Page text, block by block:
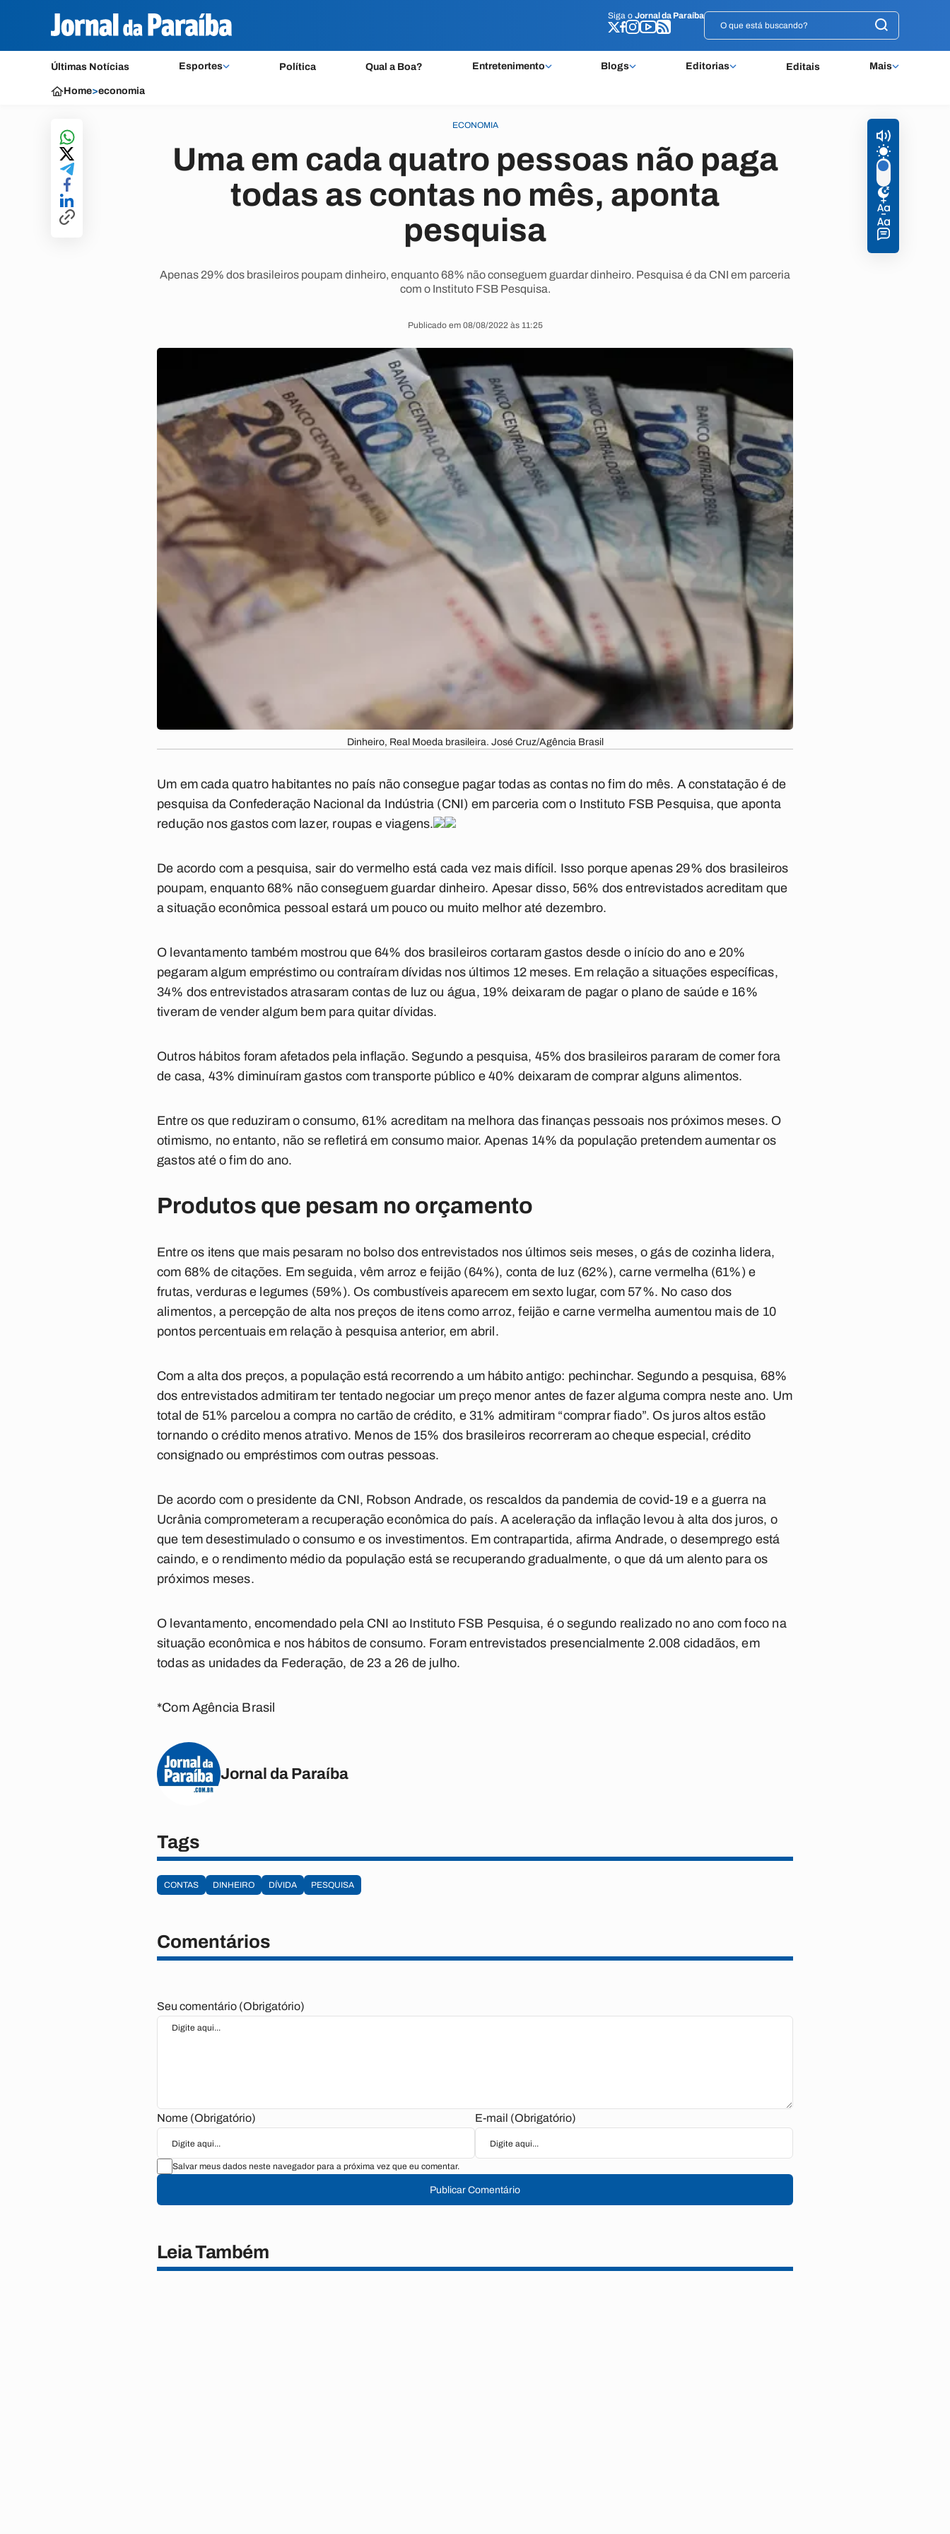
Siga o Jornal da Paraíba
Últimas Notícias Esportes Política Qual a Boa? Entretenimento Blogs Editorias Editais Mais
Siga o Jornal da Paraíba
Home>economia
ECONOMIA
Uma em cada quatro pessoas não paga
todas as contas no mês, aponta
pesquisa
Apenas 29% dos brasileiros poupam dinheiro, enquanto 68% não conseguem guardar dinheiro. Pesquisa é da CNI em parceria
com o Instituto FSB Pesquisa.
Publicado em 08/08/2022 às 11:25
Dinheiro, Real Moeda brasileira. José Cruz/Agência Brasil
Um em cada quatro habitantes no país não consegue pagar todas as contas no fim do mês. A constatação é de
pesquisa da Confederação Nacional da Indústria (CNI) em parceria com o Instituto FSB Pesquisa, que aponta
redução nos gastos com lazer, roupas e viagens.
De acordo com a pesquisa, sair do vermelho está cada vez mais difícil. Isso porque apenas 29% dos brasileiros
poupam, enquanto 68% não conseguem guardar dinheiro. Apesar disso, 56% dos entrevistados acreditam que
a situação econômica pessoal estará um pouco ou muito melhor até dezembro.
O levantamento também mostrou que 64% dos brasileiros cortaram gastos desde o início do ano e 20%
pegaram algum empréstimo ou contraíram dívidas nos últimos 12 meses. Em relação a situações específicas,
34% dos entrevistados atrasaram contas de luz ou água, 19% deixaram de pagar o plano de saúde e 16%
tiveram de vender algum bem para quitar dívidas.
Outros hábitos foram afetados pela inflação. Segundo a pesquisa, 45% dos brasileiros pararam de comer fora
de casa, 43% diminuíram gastos com transporte público e 40% deixaram de comprar alguns alimentos.
Entre os que reduziram o consumo, 61% acreditam na melhora das finanças pessoais nos próximos meses. O
otimismo, no entanto, não se refletirá em consumo maior. Apenas 14% da população pretendem aumentar os
gastos até o fim do ano.
Produtos que pesam no orçamento
Entre os itens que mais pesaram no bolso dos entrevistados nos últimos seis meses, o gás de cozinha lidera,
com 68% de citações. Em seguida, vêm arroz e feijão (64%), conta de luz (62%), carne vermelha (61%) e
frutas, verduras e legumes (59%). Os combustíveis aparecem em sexto lugar, com 57%. No caso dos
alimentos, a percepção de alta nos preços de itens como arroz, feijão e carne vermelha aumentou mais de 10
pontos percentuais em relação à pesquisa anterior, em abril.
Com a alta dos preços, a população está recorrendo a um hábito antigo: pechinchar. Segundo a pesquisa, 68%
dos entrevistados admitiram ter tentado negociar um preço menor antes de fazer alguma compra neste ano. Um
total de 51% parcelou a compra no cartão de crédito, e 31% admitiram “comprar fiado”. Os juros altos estão
tornando o crédito menos atrativo. Menos de 15% dos brasileiros recorreram ao cheque especial, crédito
consignado ou empréstimos com outras pessoas.
De acordo com o presidente da CNI, Robson Andrade, os rescaldos da pandemia de covid-19 e a guerra na
Ucrânia comprometeram a recuperação econômica do país. A aceleração da inflação levou à alta dos juros, o
que tem desestimulado o consumo e os investimentos. Em contrapartida, afirma Andrade, o desemprego está
caindo, e o rendimento médio da população está se recuperando gradualmente, o que dá um alento para os
próximos meses.
O levantamento, encomendado pela CNI ao Instituto FSB Pesquisa, é o segundo realizado no ano com foco na
situação econômica e nos hábitos de consumo. Foram entrevistados presencialmente 2.008 cidadãos, em
todas as unidades da Federação, de 23 a 26 de julho.
*Com Agência Brasil
Jornal da Paraíba
Tags
CONTAS DINHEIRO DÍVIDA PESQUISA
Comentários
Seu comentário (Obrigatório)
Nome (Obrigatório) E-mail (Obrigatório)
Salvar meus dados neste navegador para a próxima vez que eu comentar.
Publicar Comentário
Leia Também